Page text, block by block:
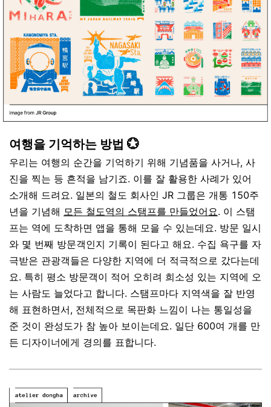
여행을 기억하는 방법 💮
우리는 여행의 순간을 기억하기 위해 기념품을 사거나, 사
진을 찍는 등 흔적을 남기죠. 이를 잘 활용한 사례가 있어
소개해 드려요. 일본의 철도 회사인 JR 그룹은 개통 150주
년을 기념해 모든 철도역의 스탬프를 만들었어요. 이 스탬
프는 역에 도착하면 앱을 통해 모을 수 있는데요. 방문 일시
와 몇 번째 방문객인지 기록이 된다고 해요. 수집 욕구를 자
극받은 관광객들은 다양한 지역에 더 적극적으로 갔다는데
요. 특히 평소 방문객이 적어 오히려 희소성 있는 지역에 오
는 사람도 늘었다고 합니다. 스탬프마다 지역색을 잘 반영
해 표현하면서, 전체적으로 목판화 느낌이 나는 통일성을
준 것이 완성도가 참 높아 보이는데요. 일단 600여 개를 만
든 디자이너에게 경의를 표합니다.